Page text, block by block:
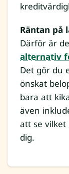
Räntan på
Därför är
alternativ
Det gör du
önskat
bara att
även
att se
dig.